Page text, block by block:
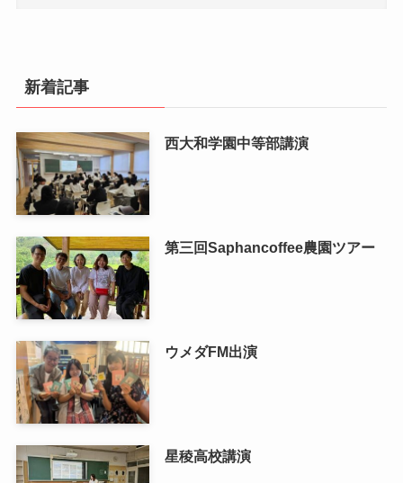
新着記事
西大和学園中等部講演
第三回Saphancoffee農園ツアー
ウメダFM出演
星稜高校講演